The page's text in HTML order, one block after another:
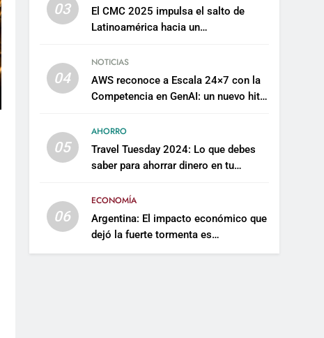
03
El CMC 2025 impulsa el salto de
Latinoamérica hacia un
sostenible
04
NOTICIAS
AWS reconoce a Escala 24×7 con la
Competencia en GenAI: un nuevo hito
artificial empresarial
05
AHORRO
Travel Tuesday 2024: Lo que debes
saber para ahorrar dinero en tu
06
ECONOMÍA
Argentina: El impacto económico que
dejó la fuerte tormenta es
incalculable